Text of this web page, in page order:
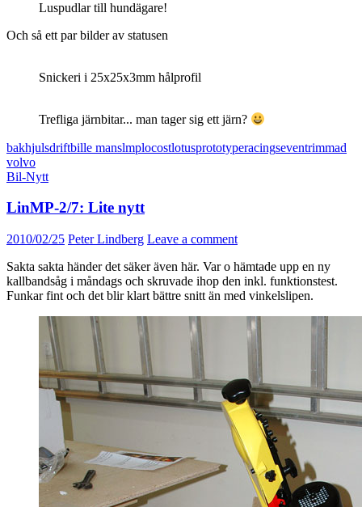
Luspudlar till hundägare!
Och så ett par bilder av statusen
Snickeri i 25x25x3mm hålprofil
Trefliga järnbitar... man tager sig ett järn?
bakhjulsdriftbille manslmplocostlotusprototyperacingseventrimmad
volvo
Bil-Nytt
LinMP-2/7: Lite nytt
2010/02/25 Peter Lindberg Leave a comment
Sakta sakta händer det säker även här. Var o hämtade upp en ny
kallbandsåg i måndags och skruvade ihop den inkl. funktionstest.
Funkar fint och det blir klart bättre snitt än med vinkelslipen.